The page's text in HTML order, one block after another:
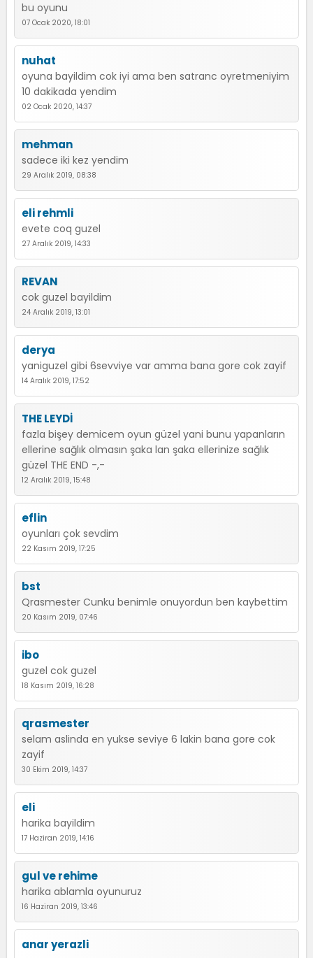
bu oyunu
07 Ocak 2020, 18:01
nuhat
oyuna bayildim cok iyi ama ben satranc oyretmeniyim
10 dakikada yendim
02 Ocak 2020, 14:37
mehman
sadece iki kez yendim
29 Aralık 2019, 08:38
eli rehmli
evete coq guzel
27 Aralık 2019, 14:33
REVAN
cok guzel bayildim
24 Aralık 2019, 13:01
derya
yaniguzel gibi 6sevviye var amma bana gore cok zayif
14 Aralık 2019, 17:52
THE LEYDİ
fazla bişey demicem oyun güzel yani bunu yapanların
ellerine sağlık olmasın şaka lan şaka ellerinize sağlık
güzel THE END -,-
12 Aralık 2019, 15:48
eflin
oyunları çok sevdim
22 Kasım 2019, 17:25
bst
Qrasmester Cunku benimle onuyordun ben kaybettim
20 Kasım 2019, 07:46
ibo
guzel cok guzel
18 Kasım 2019, 16:28
qrasmester
selam aslinda en yukse seviye 6 lakin bana gore cok
zayif
30 Ekim 2019, 14:37
eli
harika bayildim
17 Haziran 2019, 14:16
gul ve rehime
harika ablamla oyunuruz
16 Haziran 2019, 13:46
anar yerazli